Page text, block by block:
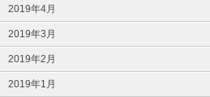
2019年4月
2019年3月
2019年2月
2019年1月